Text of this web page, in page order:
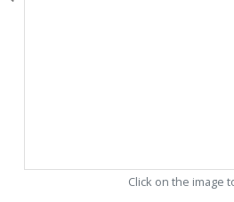
Click on the image